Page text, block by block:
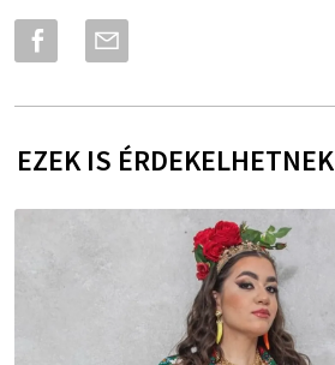
EZEK IS ÉRDEKELHETNEK